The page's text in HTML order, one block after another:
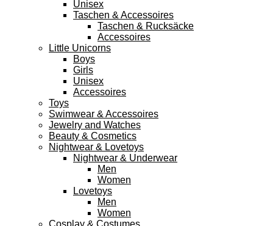
Unisex
Taschen & Accessoires
Taschen & Rucksäcke
Accessoires
Little Unicorns
Boys
Girls
Unisex
Accessoires
Toys
Swimwear & Accessoires
Jewelry and Watches
Beauty & Cosmetics
Nightwear & Lovetoys
Nightwear & Underwear
Men
Women
Lovetoys
Men
Women